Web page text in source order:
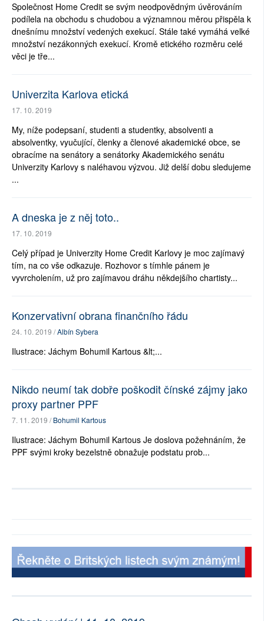
Společnost Home Credit se svým neodpovědným úvěrováním
podílela na obchodu s chudobou a významnou měrou přispěla k
dnešnímu množství vedených exekucí. Stále také vymáhá velké
množství nezákonných exekucí. Kromě etického rozměru celé
věci je tře...
Univerzita Karlova etická
17. 10. 2019
My, níže podepsaní, studenti a studentky, absolventi a
absolventky, vyučující, členky a členové akademické obce, se
obracíme na senátory a senátorky Akademického senátu
Univerzity Karlovy s naléhavou výzvou. Již delší dobu sledujeme
...
A dneska je z něj toto..
17. 10. 2019
Celý případ je Univerzity Home Credit Karlovy je moc zajímavý
tím, na co vše odkazuje. Rozhovor s tímhle pánem je
vyvrcholením, už pro zajímavou dráhu někdejšího chartisty...
Konzervativní obrana finančního řádu
24. 10. 2019 /Albín Sybera
Ilustrace: Jáchym Bohumil Kartous &lt;...
Nikdo neumí tak dobře poškodit čínské zájmy jako
proxy partner PPF
7. 11. 2019 /Bohumil Kartous
Ilustrace: Jáchym Bohumil Kartous Je doslova požehnáním, že
PPF svými kroky bezelstně obnažuje podstatu prob...